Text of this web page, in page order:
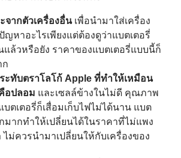
จากตัวเครื่องอื่น เพื่อนำมาใส่เครื่อง
หาอะไรเพียงแต่ต้องดูว่าแบตเตอรี่
ล้วหรือยัง ราคาของแบตเตอรี่แบบนี้ก็
ก
ะทับตราโลโก้ Apple ที่ทำให้เหมือน
อปลอม และเซลล์ข้างในไม่ดี คุณภาพ
บตเตอรี่ก็เสื่อมเก็บไฟไม่ได้นาน แบต
ากทำให้เปลี่ยนได้ในราคาที่ไม่แพง
ม่ควรนำมาเปลี่ยนให้กับเครื่องของ